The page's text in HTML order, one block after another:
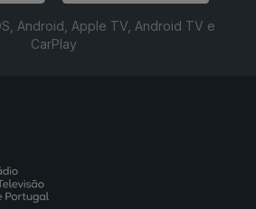
Android, Apple TV, Android TV e
CarPlay